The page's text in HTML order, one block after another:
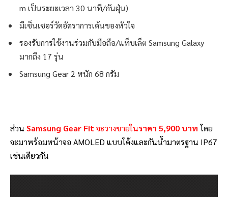
m เป็นระยะเวลา 30 นาที/กันฝุ่น)
มีเซ็นเซอร์วัดอัตราการเต้นของหัวใจ
รองรับการใช้งานร่วมกับมือถือ/แท็บเล็ต Samsung Galaxy
มากถึง 17 รุ่น
Samsung Gear 2 หนัก 68 กรัม
ส่วน Samsung Gear Fit จะวางขายในราคา 5,900 บาทโดย
จะมาพร้อมหน้าจอ AMOLED แบบโค้งและกันน้ำมาตรฐาน IP67
เช่นเดียวกัน